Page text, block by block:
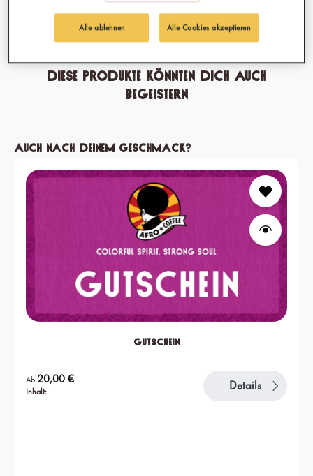
Diese Produkte könnten dich auch
begeistern
Produktgalerie überspringen
Auch nach deinem Geschmack?
Gutschein
Inhalt:
Regulärer Preis:
Ab20,00 € Details
Alle ablehnen Alle Cookies akzeptieren